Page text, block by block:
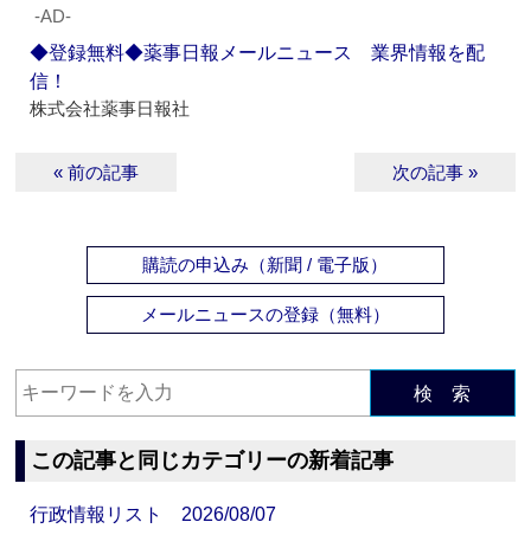
‐AD‐
◆登録無料◆薬事日報メールニュース 業界情報を配
信！
株式会社薬事日報社
« 前の記事 次の記事 »
購読の申込み（新聞 / 電子版）
メールニュースの登録（無料）
検 索
この記事と同じカテゴリーの新着記事
行政情報リスト 2026/08/07